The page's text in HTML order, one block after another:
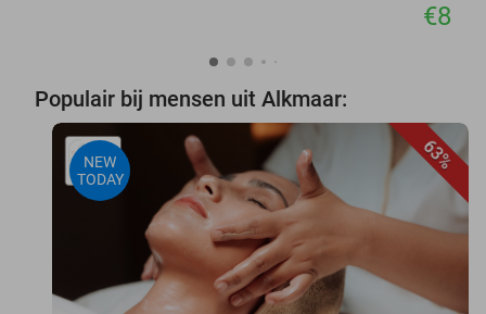
€8
Populair bij mensen uit Alkmaar:
63%
NEW
TODAY